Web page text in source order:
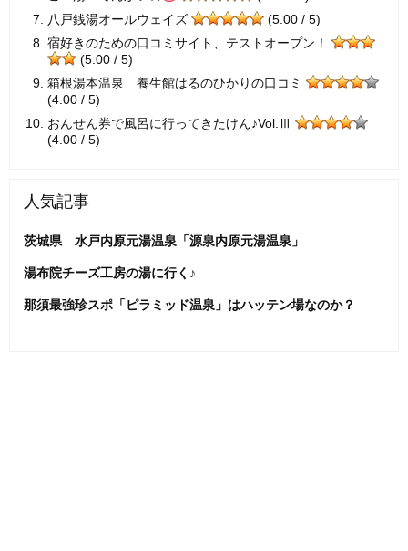
八戸銭湯オールウェイズ
(5.00 / 5)
宿好きのための口コミサイト、テストオープン！
(5.00 / 5)
箱根湯本温泉 養生館はるのひかりの口コミ
(4.00 / 5)
おんせん券で風呂に行ってきたけん♪Vol.Ⅲ
(4.00 / 5)
人気記事
茨城県 水戸内原元湯温泉「源泉内原元湯温泉」
湯布院チーズ工房の湯に行く♪
那須最強珍スポ「ピラミッド温泉」はハッテン場なのか？